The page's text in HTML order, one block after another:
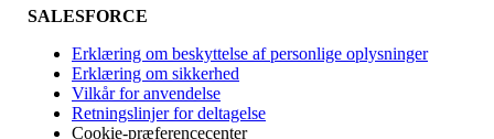
Funktionspåvirkning
SALESFORCE
Erklæring om beskyttelse af personlige oplysninger
Erklæring om sikkerhed
Vilkår for anvendelse
Retningslinjer for deltagelse
Cookie-præferencecenter